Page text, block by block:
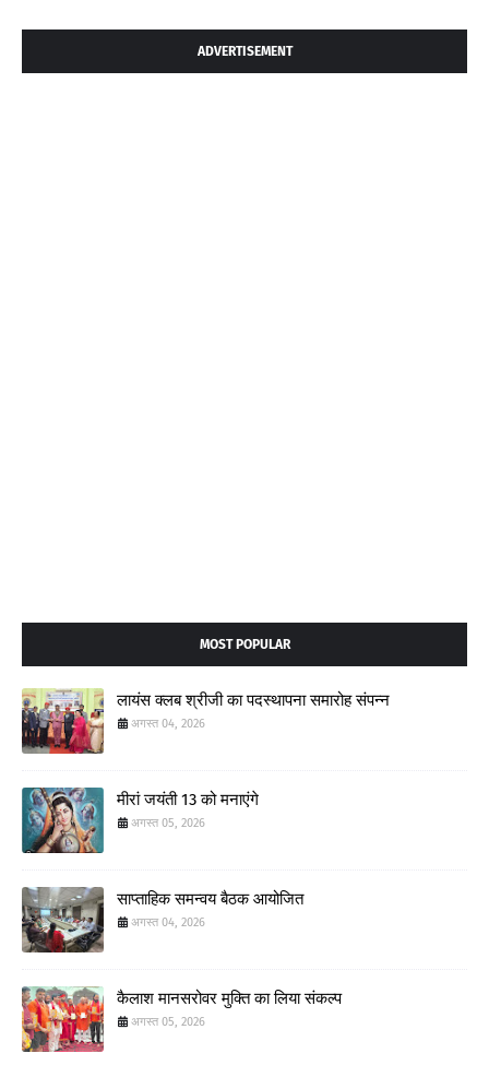
ADVERTISEMENT
MOST POPULAR
लायंस क्लब श्रीजी का पदस्थापना समारोह संपन्न
अगस्त 04, 2026
मीरां जयंती 13 को मनाएंगे
अगस्त 05, 2026
साप्ताहिक समन्वय बैठक आयोजित
अगस्त 04, 2026
कैलाश मानसरोवर मुक्ति का लिया संकल्प
अगस्त 05, 2026